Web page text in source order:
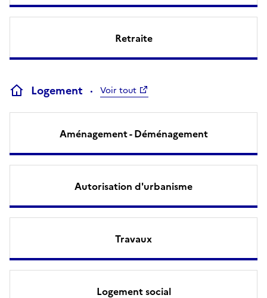
Retraite
Logement Voir tout
Aménagement - Déménagement
Autorisation d'urbanisme
Travaux
Logement social